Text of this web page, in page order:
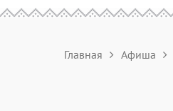
Главная Афиша